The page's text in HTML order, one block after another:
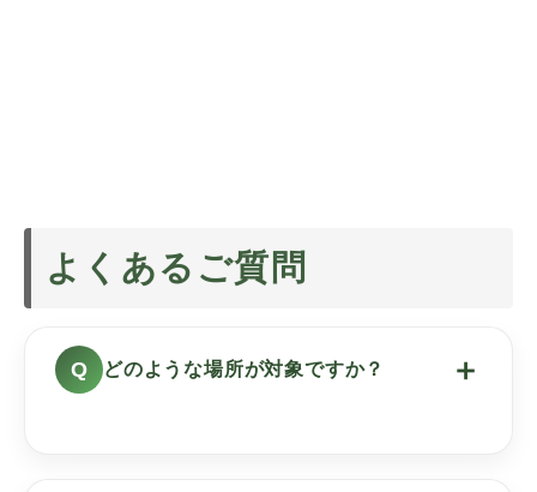
よくあるご質問
どのような場所が対象ですか？ ＋